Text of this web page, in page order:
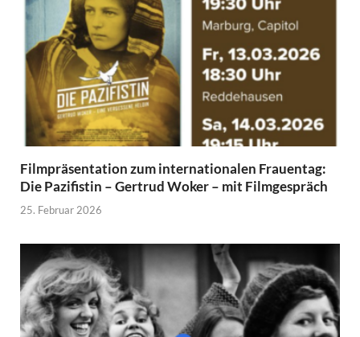
Filmpräsentation zum internationalen Frauentag:
Die Pazifistin – Gertrud Woker – mit Filmgespräch
25. Februar 2026